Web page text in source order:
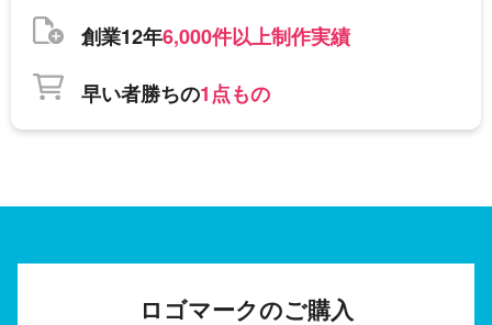
創業12年6,000件以上制作実績
早い者勝ちの1点もの
ロゴマークのご購入